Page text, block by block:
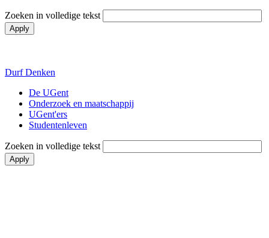
Zoeken in volledige tekst
Durf Denken
Hoofdnavigatie
De UGent
Onderzoek en maatschappij
UGent'ers
Studentenleven
Zoeken in volledige tekst